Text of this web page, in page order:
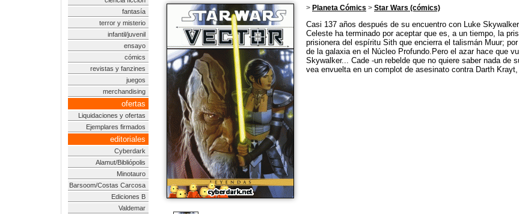
fantasía
terror y misterio
infantil/juvenil
ensayo
cómics
revistas y fanzines
juegos
merchandising
ofertas
Liquidaciones y ofertas
Ejemplares firmados
editoriales
Cyberdark
Alamut/Bibliópolis
Minotauro
Barsoom/Costas Carcosa
Ediciones B
Valdemar
> Planeta Cómics > Star Wars (cómics)
Casi 137 años después de su encuentro con Luke
Celeste ha terminado por aceptar que es, a un tiempo, la
prisionera del espíritu Sith que encierra el talismán Muur;
de la galaxia en el Núcleo Profundo.Pero el azar hace que
Skywalker... Cade -un rebelde que no quiere saber nada de
vea envuelta en un complot de asesinato contra Darth